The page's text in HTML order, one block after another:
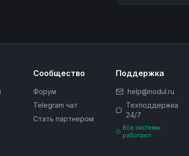
Сообщество
Форум
Telegram чат
Стать партнером
Поддержка
help@nodul.ru
Техподдержка
24/7
Все системы
работают